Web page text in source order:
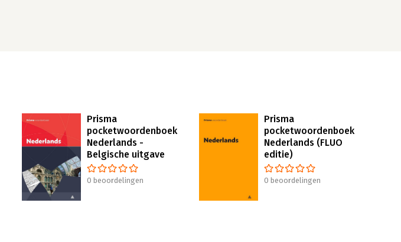
Prisma
pocketwoordenboek
Nederlands -
Belgische uitgave
0 beoordelingen
Prisma
pocketwoordenboek
Nederlands (FLUO
editie)
0 beoordelingen